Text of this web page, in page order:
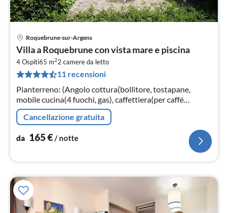
Roquebrune-sur-Argens
Villa a Roquebrune con vista mare e piscina
4 Ospiti65 m22 camere da letto
11 recensioni
Pianterreno: (Angolo cottura(bollitore, tostapane,
mobile cucina(4 fuochi, gas), caffettiera(per caffé
americano), forno(mini), forno a microonde, frigorifero,
congelatore)
Cancellazione gratuita
da 165€/ notte